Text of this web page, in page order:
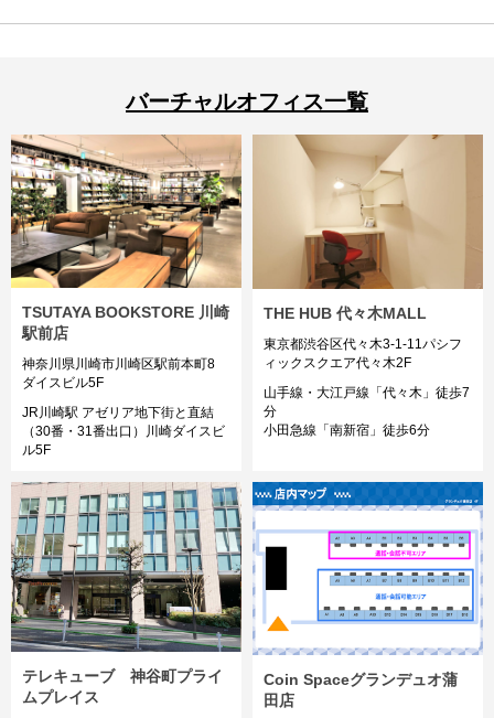
バーチャルオフィス一覧
TSUTAYA BOOKSTORE 川崎
駅前店
神奈川県川崎市川崎区駅前本町8
ダイスビル5F
JR川崎駅 アゼリア地下街と直結
（30番・31番出口）川崎ダイスビ
ル5F
THE HUB 代々木MALL
東京都渋谷区代々木3-1-11パシフ
ィックスクエア代々木2F
山手線・大江戸線「代々木」徒歩7
分
小田急線「南新宿」徒歩6分
テレキューブ 神谷町プライ
ムプレイス
Coin Spaceグランデュオ蒲
田店